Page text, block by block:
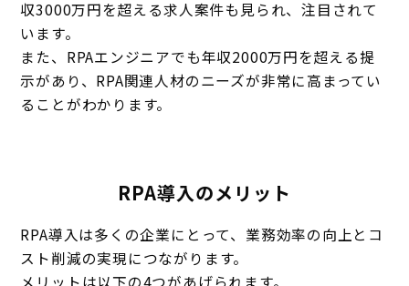
収3000万円を超える求人案件も見られ、注目されて
います。
また、RPAエンジニアでも年収2000万円を超える提
示があり、RPA関連人材のニーズが非常に高まってい
ることがわかります。
RPA導入のメリット
RPA導入は多くの企業にとって、業務効率の向上とコ
スト削減の実現につながります。